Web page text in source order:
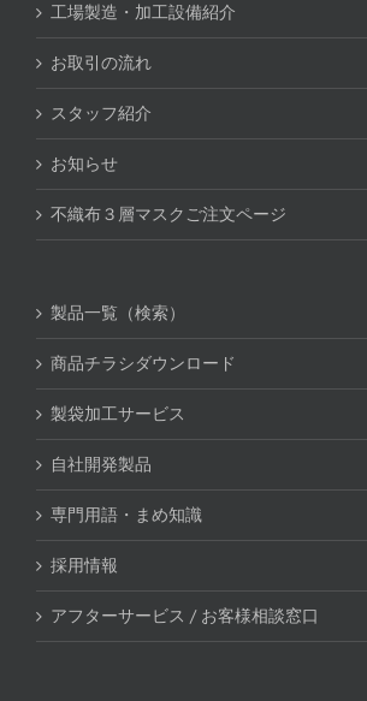
工場製造・加工設備紹介
お取引の流れ
スタッフ紹介
お知らせ
不織布３層マスクご注文ページ
製品一覧（検索）
商品チラシダウンロード
製袋加工サービス
自社開発製品
専門用語・まめ知識
採用情報
アフターサービス / お客様相談窓口